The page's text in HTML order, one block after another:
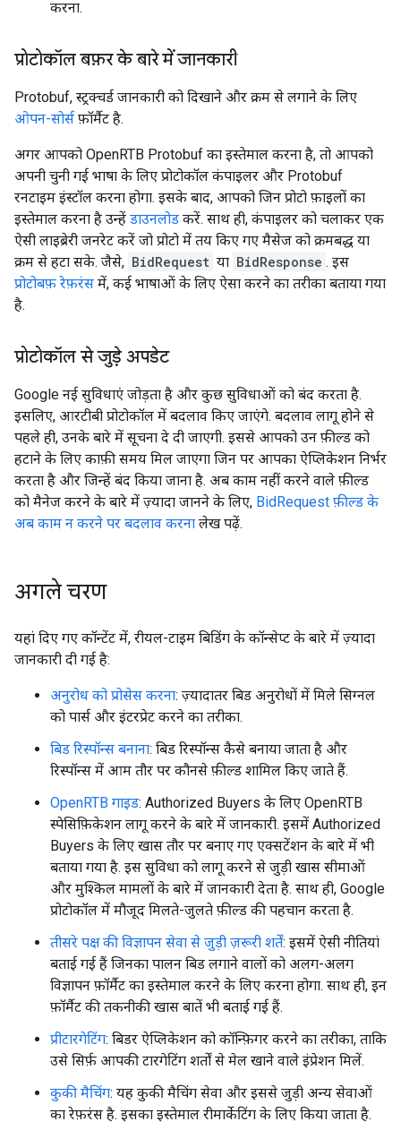
करना.
प्रोटोकॉल बफ़र के बारे में जानकारी
Protobuf, स्ट्रक्चर्ड जानकारी को दिखाने और क्रम से लगाने के लिए
ओपन-सोर्स फ़ॉर्मैट है.
अगर आपको OpenRTB Protobuf का इस्तेमाल करना है, तो आपको
अपनी चुनी गई भाषा के लिए प्रोटोकॉल कंपाइलर और Protobuf
रनटाइम इंस्टॉल करना होगा. इसके बाद, आपको जिन प्रोटो फ़ाइलों का
इस्तेमाल करना है उन्हें डाउनलोड करें. साथ ही, कंपाइलर को चलाकर एक
ऐसी लाइब्रेरी जनरेट करें जो प्रोटो में तय किए गए मैसेज को क्रमबद्ध या
क्रम से हटा सके. जैसे, BidRequest या BidResponse . इस
प्रोटोबफ़ रेफ़रंस में, कई भाषाओं के लिए ऐसा करने का तरीका बताया गया
है.
प्रोटोकॉल से जुड़े अपडेट
Google नई सुविधाएं जोड़ता है और कुछ सुविधाओं को बंद करता है.
इसलिए, आरटीबी प्रोटोकॉल में बदलाव किए जाएंगे. बदलाव लागू होने से
पहले ही, उनके बारे में सूचना दे दी जाएगी. इससे आपको उन फ़ील्ड को
हटाने के लिए काफ़ी समय मिल जाएगा जिन पर आपका ऐप्लिकेशन निर्भर
करता है और जिन्हें बंद किया जाना है. अब काम नहीं करने वाले फ़ील्ड
को मैनेज करने के बारे में ज़्यादा जानने के लिए, BidRequest फ़ील्ड के
अब काम न करने पर बदलाव करना लेख पढ़ें.
अगले चरण
यहां दिए गए कॉन्टेंट में, रीयल-टाइम बिडिंग के कॉन्सेप्ट के बारे में ज़्यादा
जानकारी दी गई है:
अनुरोध को प्रोसेस करना: ज़्यादातर बिड अनुरोधों में मिले सिग्नल
को पार्स और इंटरप्रेट करने का तरीका.
बिड रिस्पॉन्स बनाना: बिड रिस्पॉन्स कैसे बनाया जाता है और
रिस्पॉन्स में आम तौर पर कौनसे फ़ील्ड शामिल किए जाते हैं.
OpenRTB गाइड: Authorized Buyers के लिए OpenRTB
स्पेसिफ़िकेशन लागू करने के बारे में जानकारी. इसमें Authorized
Buyers के लिए खास तौर पर बनाए गए एक्सटेंशन के बारे में भी
बताया गया है. इस सुविधा को लागू करने से जुड़ी खास सीमाओं
और मुश्किल मामलों के बारे में जानकारी देता है. साथ ही, Google
प्रोटोकॉल में मौजूद मिलते-जुलते फ़ील्ड की पहचान करता है.
तीसरे पक्ष की विज्ञापन सेवा से जुड़ी ज़रूरी शर्तें: इसमें ऐसी नीतियां
बताई गई हैं जिनका पालन बिड लगाने वालों को अलग-अलग
विज्ञापन फ़ॉर्मैट का इस्तेमाल करने के लिए करना होगा. साथ ही, इन
फ़ॉर्मैट की तकनीकी खास बातें भी बताई गई हैं.
प्रीटारगेटिंग: बिडर ऐप्लिकेशन को कॉन्फ़िगर करने का तरीका, ताकि
उसे सिर्फ़ आपकी टारगेटिंग शर्तों से मेल खाने वाले इंप्रेशन मिलें.
कुकी मैचिंग: यह कुकी मैचिंग सेवा और इससे जुड़ी अन्य सेवाओं
का रेफ़रंस है. इसका इस्तेमाल रीमार्केटिंग के लिए किया जाता है.